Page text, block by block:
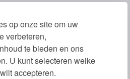
op onze site om uw
verbeteren,
te bieden en ons
U kunt selecteren welke
accepteren.